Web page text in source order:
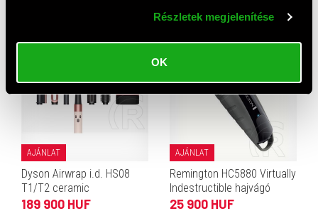
Részletek megjelenítése
OK
AJÁNLAT
Dyson Airwrap i.d. HS08
T1/T2 ceramic
többfunkciós hajformázó
189 900 HUF
AJÁNLAT
Remington HC5880 Virtually
Indestructible hajvágó
25 900 HUF